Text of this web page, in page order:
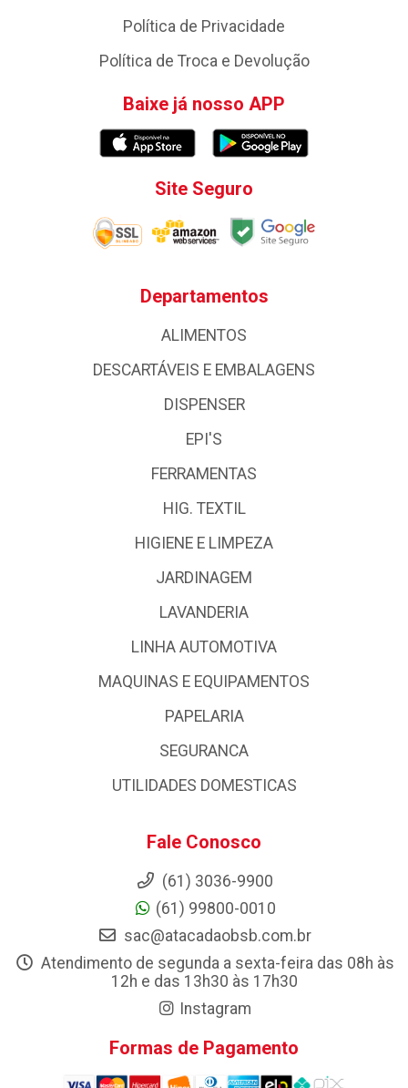
Política de Privacidade
Política de Troca e Devolução
Baixe já nosso APP
Site Seguro
Departamentos
ALIMENTOS
DESCARTÁVEIS E EMBALAGENS
DISPENSER
EPI'S
FERRAMENTAS
HIG. TEXTIL
HIGIENE E LIMPEZA
JARDINAGEM
LAVANDERIA
LINHA AUTOMOTIVA
MAQUINAS E EQUIPAMENTOS
PAPELARIA
SEGURANCA
UTILIDADES DOMESTICAS
Fale Conosco
(61) 3036-9900
(61) 99800-0010
sac@atacadaobsb.com.br
Atendimento de segunda a sexta-feira das 08h às
12h e das 13h30 às 17h30
Instagram
Formas de Pagamento